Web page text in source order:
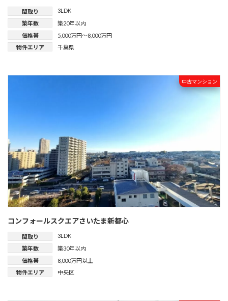
間取り
3LDK
築年数
築20年以内
価格帯
5,000万円～8,000万円
物件エリア
千葉県
中古マンション
コンフォールスクエアさいたま新都心
間取り
3LDK
築年数
築30年以内
価格帯
8,000万円以上
物件エリア
中央区